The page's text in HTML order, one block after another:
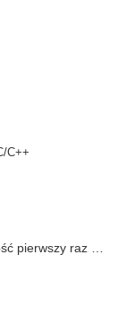
C++
pierwszy raz